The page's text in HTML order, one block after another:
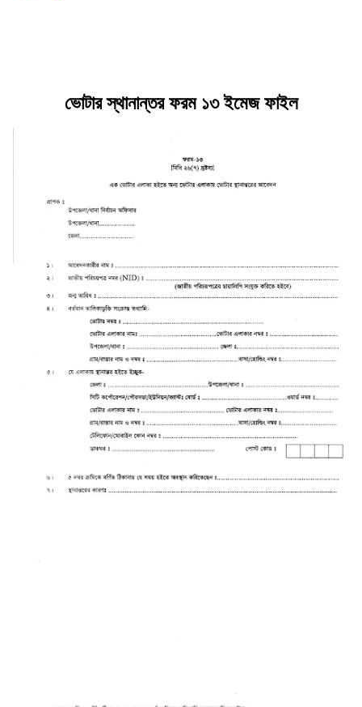
ভোটার স্থানান্তর ফরম ১৩ ইমেজ ফাইল